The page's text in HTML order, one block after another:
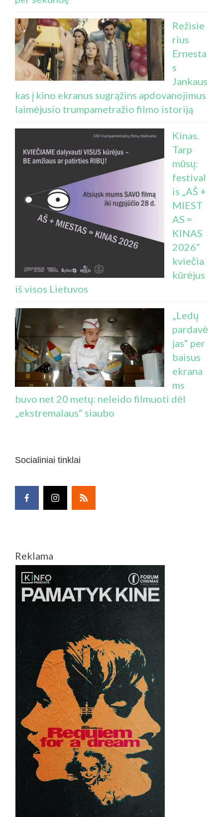
Režisie
rius
Ernesta
s
Jankaus
kas į kino ekranus sugrąžins apdovanojimus
laimėjusio trumpametražio filmo istoriją
Kinas.
Tarp
mūsų:
festival
is „AŠ +
MIEST
AS =
KINAS
2026“
kviečia
kūrėjus
iš visos Lietuvos
„Ledų
pardavė
jas“ per
baisus
ekrana
ms
buvo net 20 metų: neleido filmuoti dėl
„ekstremalaus“ siaubo
Socialiniai tinklai
Reklama